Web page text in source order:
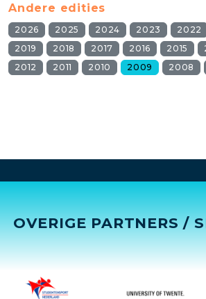
Andere edities
2026 2025 2024 2023 2022
2019
2018 2017 2016 2015
2012
2011 2010 2009 2008
OVERIGE PARTNERS /